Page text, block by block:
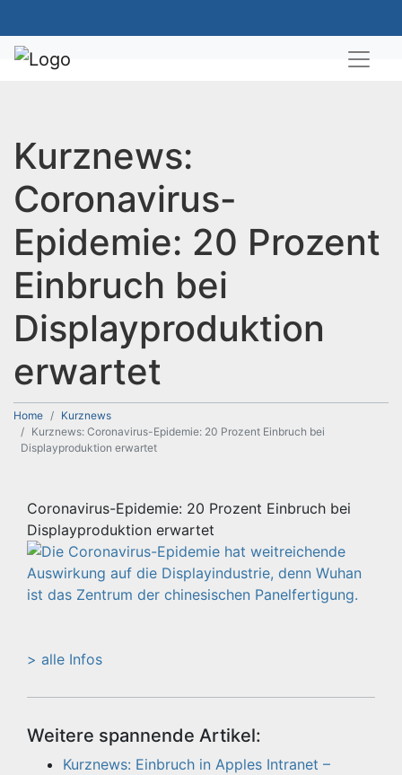
Kurznews:
Coronavirus-
Epidemie: 20 Prozent
Einbruch bei
Displayproduktion
erwartet
Home
Kurznews
Kurznews: Coronavirus-Epidemie: 20 Prozent Einbruch bei
Displayproduktion erwartet
Coronavirus-Epidemie: 20 Prozent Einbruch bei
Displayproduktion erwartet
> alle Infos
Weitere spannende Artikel:
Kurznews: Einbruch in Apples Intranet –